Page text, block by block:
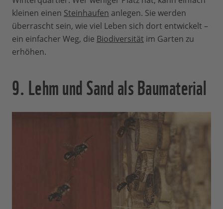
kleinen einen Steinhaufen anlegen. Sie werden
überrascht sein, wie viel Leben sich dort entwickelt –
ein einfacher Weg, die Biodiversität im Garten zu
erhöhen.
9. Lehm und Sand als Baumaterial